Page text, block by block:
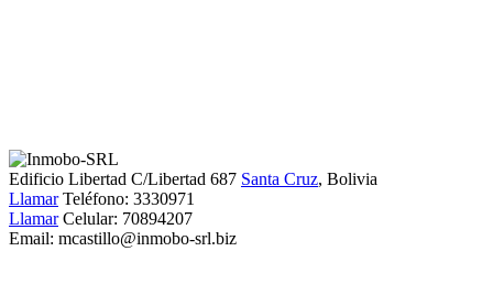
Edificio Libertad C/Libertad 687 Santa Cruz, Bolivia
Llamar Teléfono: 3330971
Llamar Celular: 70894207
Email: mcastillo@inmobo-srl.biz